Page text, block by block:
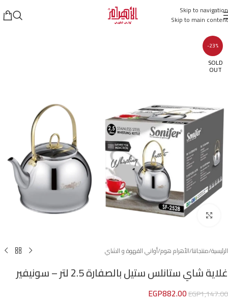
Skip to navigation
Skip to main content
-23%
SOLD
OUT
Click to enlarge
الرئيسية/منتجاتنا/الأهرام هوم/أواني القهوة و الشاي
غلاية شاي ستانلس ستيل بالصفارة 2.5 لتر – سونيفير
EGP1,147.00
EGP882.00